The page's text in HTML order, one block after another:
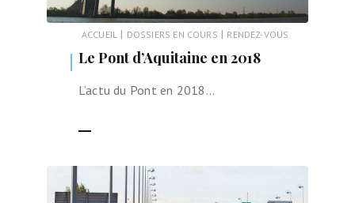
ACCUEIL | DOSSIERS EN COURS | RENDEZ-VOUS
Le Pont d’Aquitaine en 2018
L’actu du Pont en 2018…